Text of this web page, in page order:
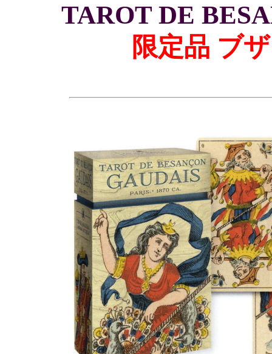
TAROT DE
限定品 ブ